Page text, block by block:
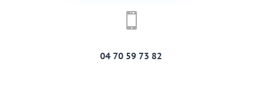

04 70 59 73 82